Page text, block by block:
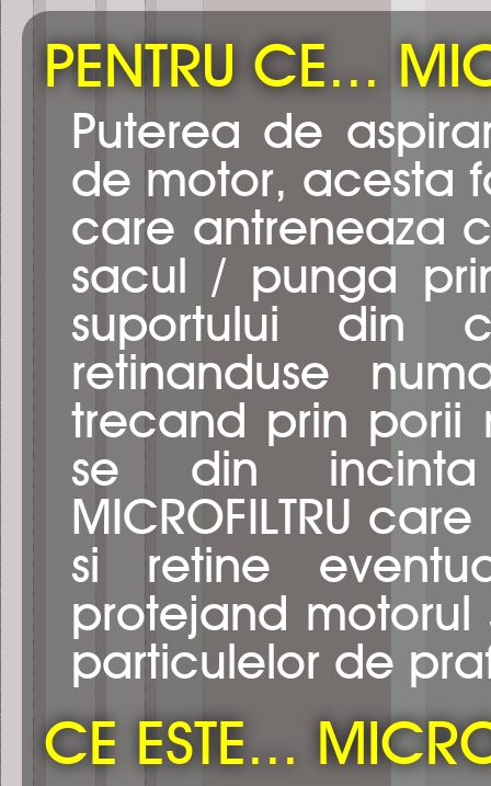
PENTRU CE...
Puterea de
de motor, acesta
care antreneaza
sacul / punga
suportului din
retinanduse
trecand prin porii
se din incinta
MICROFILTRU
si retine
protejand
particulelor de
CE ESTE...